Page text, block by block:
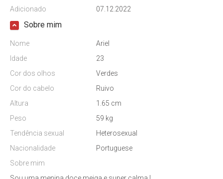
Adicionado
07.12.2022
Sobre mim
Nome
Ariel
Idade
23
Cor dos olhos
Verdes
Cor do cabelo
Ruivo
Altura
1.65 cm
Peso
59 kg
Tendência sexual
Heterosexual
Nacionalidade
Portuguese
Sobre mim